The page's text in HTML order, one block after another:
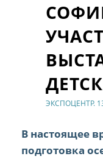
ЭКСПОЦЕНТР.
В настоящее
подготовка